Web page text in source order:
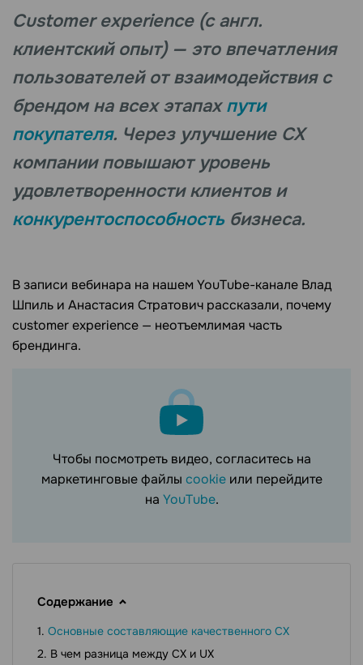
Customer experience (с англ.
клиентский опыт) — это впечатления
пользователей от взаимодействия с
брендом на всех этапахпути
покупателя. Через улучшение CX
компании повышают уровень
удовлетворенности клиентов и
конкурентоспособность бизнеса.
В записи вебинара на нашем YouTube-канале Влад
Шпиль и Анастасия Стратович рассказали, почему
customer experience — неотъемлимая часть
брендинга.
Чтобы посмотреть видео, согласитесь на
маркетинговые файлы cookie или перейдите
на YouTube.
Содержание
Основные составляющие качественного CX
В чем разница между CX и UX